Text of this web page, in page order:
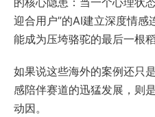
迎合用户”的AI建立深度情
能成为压垮骆驼的最后一根稻
如果说这些海外的案例还只
感陪伴赛道的迅猛发展，则
动因。